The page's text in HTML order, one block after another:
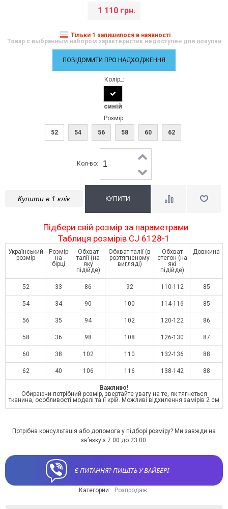
1 110 грн.
Тільки 1 залишилося в наявності
Товар с выбранным набором характеристик недоступен для покупки
ПОВІДОМИТИ ПРО НАДХОДЖЕННЯ
Колір_:
синій
Розмір:
52
54 56 58 60 62
Кол-во:
Купити в 1 клік
Підбери свій розмір за параметрами:
Таблиця розмірів CJ 6128-1
Український
розмір
Розмір
на
бірці
Обхват
талії (на
яку
підійде)
Обхват талії (в
розтягненому
вигляді)
Обхват
стегон (на
які
підійде)
Довжина
52 33 86 92 110-112 85
54 34 90 100 114-116 85
56 35 94 102 120-122 86
58 36 98 108 126-130 87
60 38 102 110 132-136 88
62 40 106 116 138-142 88
Важливо!
Обираючи потрібний розмір, звертайте увагу на те, як тягнеться
тканина, особливості моделі та її крій. Можливі відхилення замірів 2 см
Потрібна консультація або допомога у підборі розміру? Ми завжди на
зв’язку з 7:00 до 23:00.
Є ПИТАННЯ? ПИШІТЬ У ВАЙБЕРІ
Категории: Розпродаж